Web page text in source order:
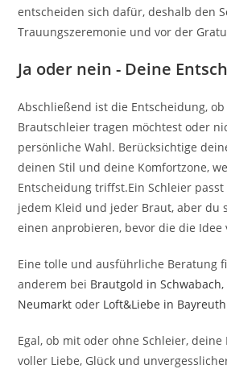
entscheiden sich dafür, deshalb den
Trauungszeremonie und vor der
Ja oder nein - Deine
Abschließend ist die Entscheidung,
Brautschleier tragen möchtest oder
persönliche Wahl. Berücksichtige
deinen Stil und deine Komfortzone,
Entscheidung triffst.Ein Schleier
jedem Kleid und jeder Braut, aber du
einen anprobieren, bevor die die Idee
Eine tolle und ausführliche Beratung
anderem bei Brautgold in Schwabach,
Neumarkt oder Loft&Liebe in Bayreuth
Egal, ob mit oder ohne Schleier,
voller Liebe, Glück und